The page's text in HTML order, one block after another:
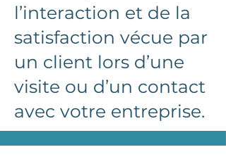
l’interaction et de la
satisfaction vécue par
un client lors d’une
visite ou d’un contact
avec votre entreprise.